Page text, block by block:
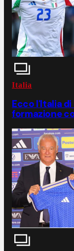
Italia
Ecco l'Italia
formazione